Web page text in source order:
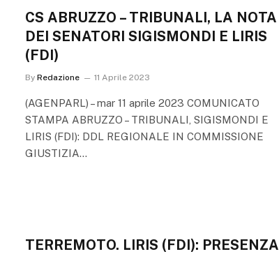
CS ABRUZZO – TRIBUNALI, LA NOTA
DEI SENATORI SIGISMONDI E LIRIS
(FDI)
By Redazione 11 Aprile 2023
(AGENPARL) – mar 11 aprile 2023 COMUNICATO
STAMPA ABRUZZO – TRIBUNALI, SIGISMONDI E
LIRIS (FDI): DDL REGIONALE IN COMMISSIONE
GIUSTIZIA…
TERREMOTO. LIRIS (FDI): PRESENZA